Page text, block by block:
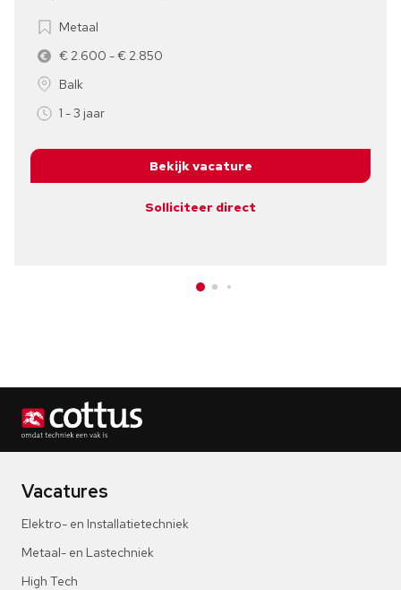
Metaal
€ 2.600 - € 2.850
Balk
1 - 3 jaar
Solliciteer direct
Bekijk vacature
Vacatures
Elektro- en Installatietechniek
Metaal- en Lastechniek
High Tech